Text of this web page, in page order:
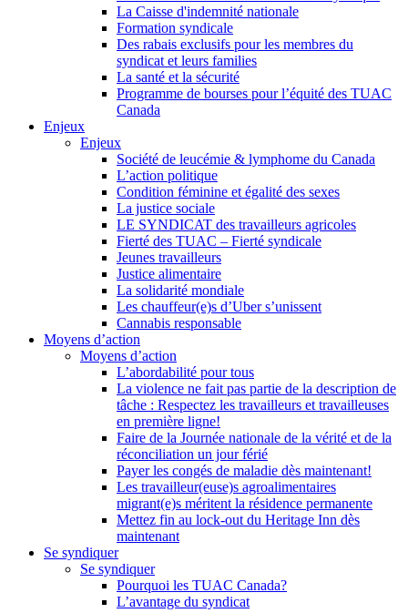
La Caisse d'indemnité nationale
Formation syndicale
Des rabais exclusifs pour les membres du
syndicat et leurs families
La santé et la sécurité
Programme de bourses pour l’équité des TUAC
Canada
Enjeux
Enjeux
Société de leucémie & lymphome du Canada
L’action politique
Condition féminine et égalité des sexes
La justice sociale
LE SYNDICAT des travailleurs agricoles
Fierté des TUAC – Fierté syndicale
Jeunes travailleurs
Justice alimentaire
La solidarité mondiale
Les chauffeur(e)s d’Uber s’unissent
Cannabis responsable
Moyens d’action
Moyens d’action
L’abordabilité pour tous
La violence ne fait pas partie de la description de
tâche : Respectez les travailleurs et travailleuses
en première ligne!
Faire de la Journée nationale de la vérité et de la
réconciliation un jour férié
Payer les congés de maladie dès maintenant!
Les travailleur(euse)s agroalimentaires
migrant(e)s méritent la résidence permanente
Mettez fin au lock-out du Heritage Inn dès
maintenant
Se syndiquer
Se syndiquer
Pourquoi les TUAC Canada?
L’avantage du syndicat